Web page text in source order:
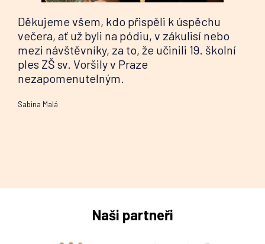
Děkujeme všem, kdo přispěli k úspěchu
večera, ať už byli na pódiu, v zákulisí nebo
mezi návštěvníky, za to, že učinili 19. školní
ples ZŠ sv. Voršily v Praze
nezapomenutelným.
Sabina Malá
Naši partneři